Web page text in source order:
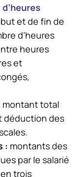
et de fin de
d’heures
heures
et
montant total
déduction des
: montants des
par le salarié
trois